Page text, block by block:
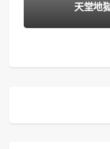
天堂地